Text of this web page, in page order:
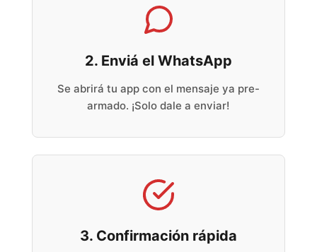
2. Enviá el WhatsApp
Se abrirá tu app con el mensaje ya pre-
armado. ¡Solo dale a enviar!
3. Confirmación rápida